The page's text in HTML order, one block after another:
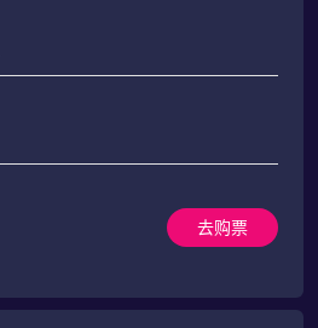
去购票